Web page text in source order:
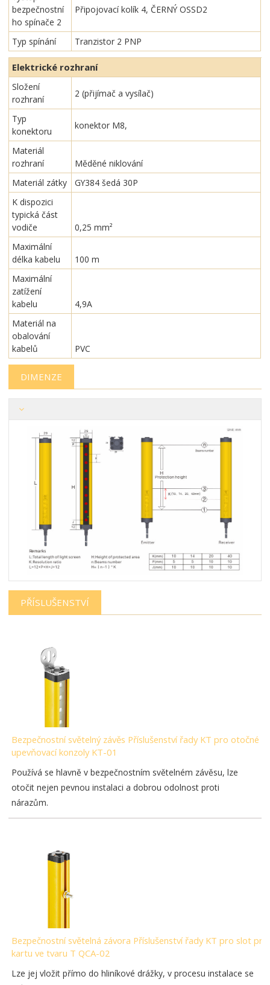
bezpečnostní
ho spínače 2
Připojovací kolík 4, ČERNÝ OSSD2
Typ spínání Tranzistor 2 PNP
Elektrické rozhraní
Složení
rozhraní
2 (přijímač a vysílač)
Typ
konektoru
konektor M8,
Materiál
rozhraní
Měděné niklování
Materiál zátky
GY384 šedá 30P
K dispozici
typická část
vodiče
0,25 mm²
Maximální
délka kabelu
100 m
Maximální
zatížení
kabelu
4,9A
Materiál na
obalování
kabelů
PVC
DIMENZE
PŘÍSLUŠENSTVÍ
Bezpečnostní světelný závěs Příslušenství řady KT pro otočné
upevňovací konzoly KT-01
Používá se hlavně v bezpečnostním světelném závěsu, lze
otočit nejen pevnou instalaci a dobrou odolnost proti
nárazům.
Bezpečnostní světelná závora Příslušenství řady KT pro slot pro
kartu ve tvaru T QCA-02
Lze jej vložit přímo do hliníkové drážky, v procesu instalace se